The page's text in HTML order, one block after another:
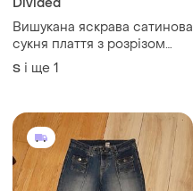
Вишукана яскрава сатинова
сукня плаття з розрізом
малинова
S і ще 1